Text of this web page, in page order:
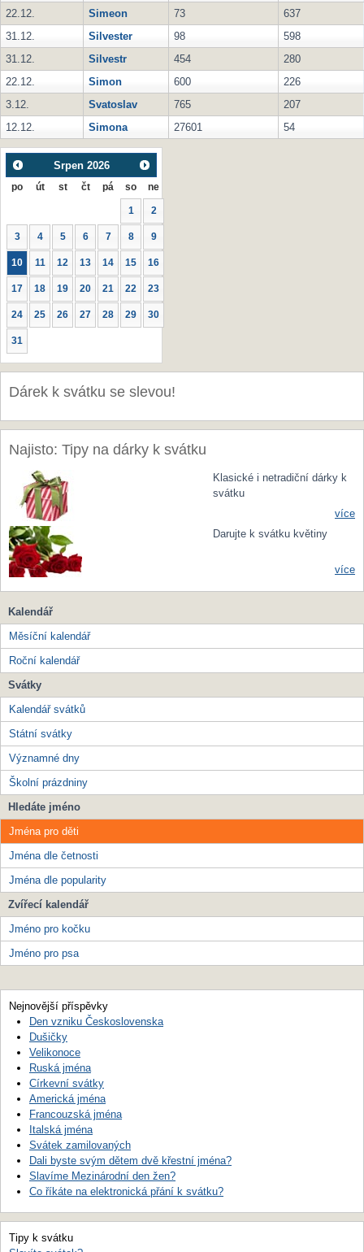
22.12.
Simeon 73
637
31.12.
Silvester 98
598
31.12.
Silvestr 454
280
22.12.
Simon 600
226
3.12.
Svatoslav 765
207
12.12.
Simona 27601 54
Srpen 2026
po út st čt pá so ne
1 2
3 4 5 6 7 8 9
10 11 12 13 14 15 16
17 18 19 20 21 22 23
24 25 26 27 28 29 30
31
Dárek k svátku se slevou!
Najisto: Tipy na dárky k svátku
Klasické i netradiční dárky k
svátku
více
Darujte k svátku květiny
více
Kalendář
Měsíční kalendář
Roční kalendář
Svátky
Kalendář svátků
Státní svátky
Významné dny
Školní prázdniny
Hledáte jméno
Jména pro děti
Jména dle četnosti
Jména dle popularity
Zvířecí kalendář
Jméno pro kočku
Jméno pro psa
Nejnovější příspěvky
Den vzniku Československa
Dušičky
Velikonoce
Ruská jména
Církevní svátky
Americká jména
Francouzská jména
Italská jména
Svátek zamilovaných
Dali byste svým dětem dvě křestní jména?
Slavíme Mezinárodní den žen?
Co říkáte na elektronická přání k svátku?
Tipy k svátku